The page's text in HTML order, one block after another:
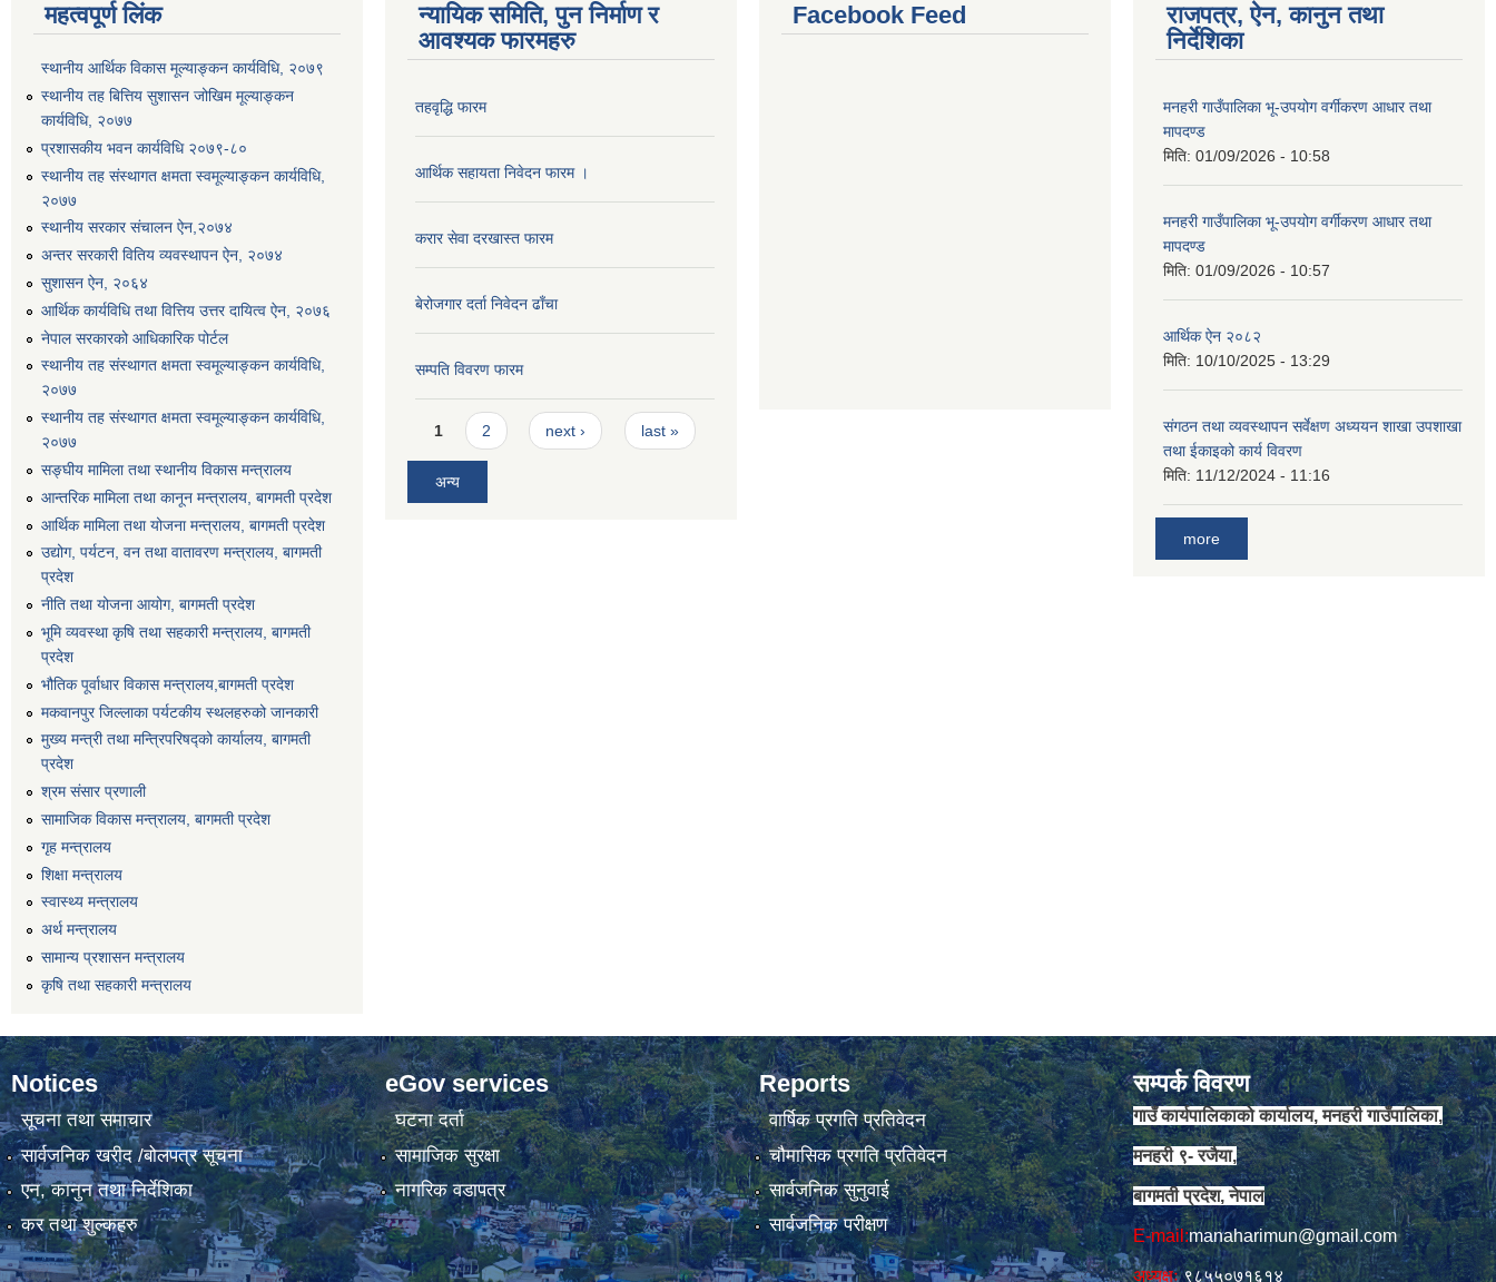
महत्वपूर्ण लिंक
स्थानीय आर्थिक विकास मूल्याङ्कन कार्यविधि, २०७९
स्थानीय तह बित्तिय सुशासन जोखिम मूल्याङ्कन
कार्यविधि, २०७७
प्रशासकीय भवन कार्यविधि २०७९-८०
स्थानीय तह संस्थागत क्षमता स्वमूल्याङ्कन कार्यविधि,
२०७७
स्थानीय सरकार संचालन ऐन,२०७४
अन्तर सरकारी वितिय व्यवस्थापन ऐन, २०७४
सुशासन ऐन, २०६४
आर्थिक कार्यविधि तथा वित्तिय उत्तर दायित्व ऐन, २०७६
नेपाल सरकारको आधिकारिक पोर्टल
स्थानीय तह संस्थागत क्षमता स्वमूल्याङ्कन कार्यविधि,
२०७७
स्थानीय तह संस्थागत क्षमता स्वमूल्याङ्कन कार्यविधि,
२०७७
सङ्घीय मामिला तथा स्थानीय विकास मन्त्रालय
आन्तरिक मामिला तथा कानून मन्त्रालय, बागमती प्रदेश
आर्थिक मामिला तथा योजना मन्त्रालय, बागमती प्रदेश
उद्योग, पर्यटन, वन तथा वातावरण मन्त्रालय, बागमती
प्रदेश
नीति तथा योजना आयोग, बागमती प्रदेश
भूमि व्यवस्था कृषि तथा सहकारी मन्त्रालय, बागमती
प्रदेश
भौतिक पूर्वाधार विकास मन्त्रालय,बागमती प्रदेश
मकवानपुर जिल्लाका पर्यटकीय स्थलहरुको जानकारी
मुख्य मन्त्री तथा मन्त्रिपरिषद्को कार्यालय, बागमती
प्रदेश
श्रम संसार प्रणाली
सामाजिक विकास मन्त्रालय, बागमती प्रदेश
गृह मन्त्रालय
शिक्षा मन्त्रालय
स्वास्थ्य मन्त्रालय
अर्थ मन्त्रालय
सामान्य प्रशासन मन्त्रालय
कृषि तथा सहकारी मन्त्रालय
न्यायिक समिति, पुन निर्माण र
आवश्यक फारमहरु
तहवृद्धि फारम
आर्थिक सहायता निवेदन फारम ।
करार सेवा दरखास्त फारम
बेरोजगार दर्ता निवेदन ढाँचा
सम्पति विवरण फारम
Pages
1 2 next › last »
अन्य
Facebook Feed
राजपत्र, ऐन, कानुन तथा
निर्देशिका
मनहरी गाउँपालिका भू-उपयोग वर्गीकरण आधार तथा
मापदण्ड
मिति: 01/09/2026 - 10:58
मनहरी गाउँपालिका भू-उपयोग वर्गीकरण आधार तथा
मापदण्ड
मिति: 01/09/2026 - 10:57
आर्थिक ऐन २०८२
मिति: 10/10/2025 - 13:29
संगठन तथा व्यवस्थापन सर्वेक्षण अध्ययन शाखा उपशाखा
तथा ईकाइको कार्य विवरण
मिति: 11/12/2024 - 11:16
more
Notices
सूचना तथा समाचार
सार्वजनिक खरीद /बोलपत्र सूचना
एन, कानुन तथा निर्देशिका
कर तथा शुल्कहरु
eGov services
घटना दर्ता
सामाजिक सुरक्षा
नागरिक वडापत्र
Reports
वार्षिक प्रगति प्रतिवेदन
चौमासिक प्रगति प्रतिवेदन
सार्वजनिक सुनुवाई
सार्वजनिक परीक्षण
सम्पर्क विवरण
गाउँ कार्यपालिकाको कार्यालय, मनहरी गाउँपालिका,
मनहरी ९- रजैया,
बागमती प्रदेश, नेपाल
E-mail:manaharimun@gmail.com
अध्यक्षः९८५५०७१६१४